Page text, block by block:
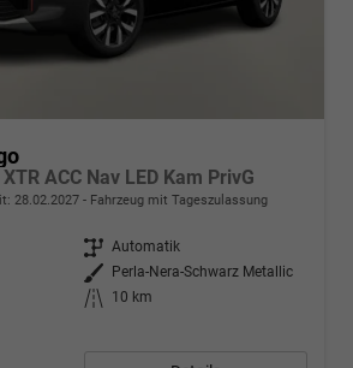
ACC Nav LED Kam PrivG
28.02.2027 Fahrzeug mit Tageszulassung
Getriebe Automatik
Außenfarbe
Perla-Nera-Schwarz Metallic
Kilometerstand
10 km